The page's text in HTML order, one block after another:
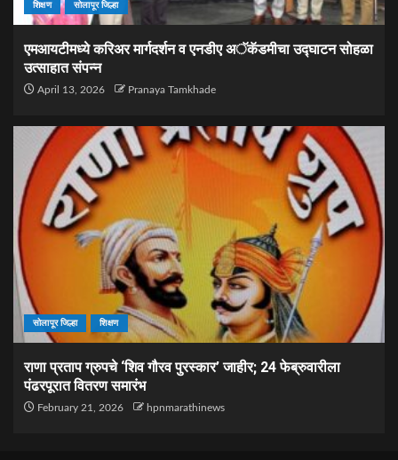
शिक्षण सोलापूर जिल्हा
एमआयटीमध्ये करिअर मार्गदर्शन व एनडीए अॅकॅडमीचा उद्घाटन सोहळा
उत्साहात संपन्न
April 13, 2026 Pranaya Tamkhade
सोलापूर जिल्हा शिक्षण
राणा प्रताप ग्रुपचे ‘शिव गौरव पुरस्कार’ जाहीर; 24 फेब्रुवारीला
पंढरपूरात वितरण समारंभ
February 21, 2026 hpnmarathinews